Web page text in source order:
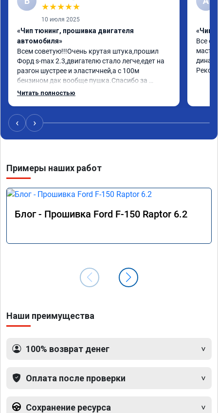
★★★★★
10 июля 2025
«Чип тюнинг, прошивка двигателя
автомобиля»
Всем советую!!!Очень крутая штука,прошил
Форд s-max 2.3,двигателю стало легче,едет на
разгон шустрее и эластичней,а с 100м
бензином дак вообще пушка.Спасибо за
работу,за эмоции.Желаю здоровья,развития и
знакомым.
Читать полностью
«Чип
Все
‹ ›
Примеры наших работ
Блог - Прошивка Ford F-150 Raptor 6.2
Наши преимущества
100% возврат денег
Оплата после проверки
Сохранение ресурса